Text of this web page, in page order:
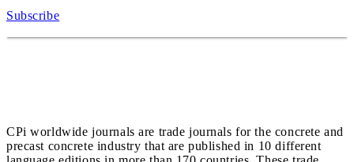
Subscribe
CPi worldwide journals are trade journals for the concrete and
precast concrete industry that are published in 10 different